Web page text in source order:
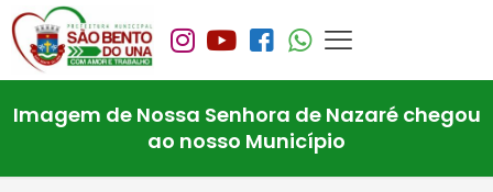
Imagem de Nossa Senhora de Nazaré chegou
ao nosso Município